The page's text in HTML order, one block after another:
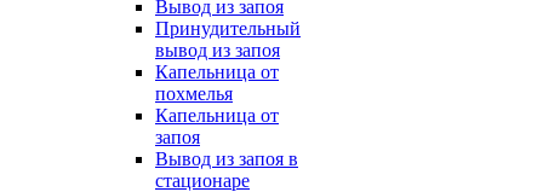
Вывод из запоя
Принудительный
вывод из запоя
Капельница от
похмелья
Капельница от
запоя
Вывод из запоя в
стационаре